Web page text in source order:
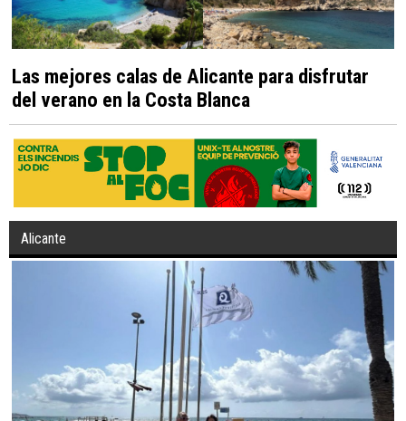
Las mejores calas de Alicante para disfrutar
del verano en la Costa Blanca
Alicante